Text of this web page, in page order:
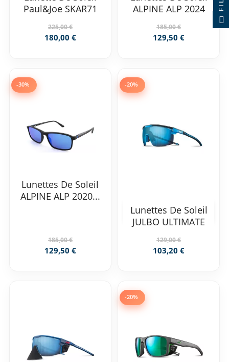
Paul&Joe SKAR71
225,00 €
180,00 €
ALPINE ALP 2024
185,00 €
129,50 €
-30%
Lunettes De Soleil
ALPINE ALP 2020...
185,00 €
129,50 €
-20%
Lunettes De Soleil
JULBO ULTIMATE
129,00 €
103,20 €
-20%